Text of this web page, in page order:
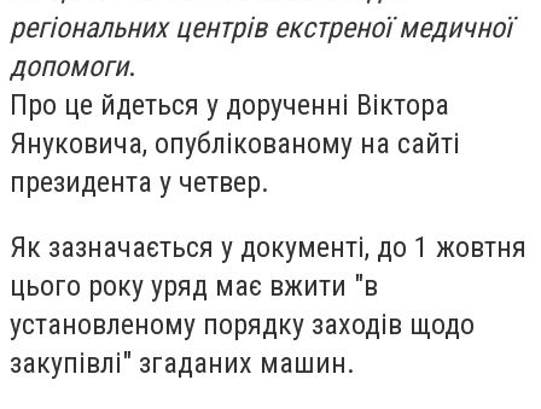
регіональних центрів екстреної медичної
допомоги.
Про це йдеться у дорученні Віктора
Януковича, опублікованому на сайті
президента у четвер.
Як зазначається у документі, до 1 жовтня
цього року уряд має вжити "в
установленому порядку заходів щодо
закупівлі" згаданих машин.